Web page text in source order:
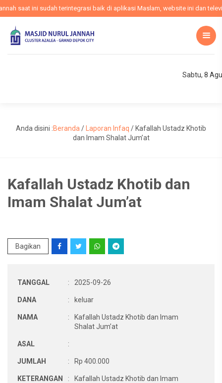
saat ini sudah terintegrasi baik di aplikasi Maslam, website ini dan
Sabtu, 8
Anda disini :Beranda / Laporan Infaq / Kafallah Ustadz Khotib
dan Imam Shalat Jum’at
Kafallah Ustadz Khotib dan
Imam Shalat Jum’at
Bagikan
TANGGAL : 2025-09-26
DANA : keluar
NAMA :
Kafallah Ustadz Khotib dan Imam
Shalat Jum’at
ASAL :
JUMLAH : Rp 400.000
KETERANGAN :
Kafallah Ustadz Khotib dan Imam